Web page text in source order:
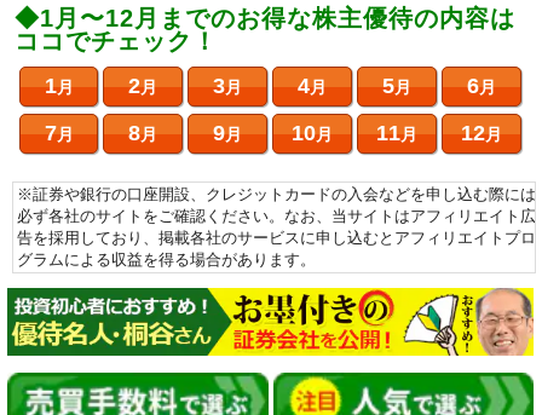
◆1月〜12月までのお得な株主優待の内容は
ココでチェック！
1月 2月 3月 4月 5月 6月
7月 8月 9月 10月 11月 12月
※証券や銀行の口座開設、クレジットカードの入会などを申し込む際には
必ず各社のサイトをご確認ください。なお、当サイトはアフィリエイト広
告を採用しており、掲載各社のサービスに申し込むとアフィリエイトプロ
グラムによる収益を得る場合があります。